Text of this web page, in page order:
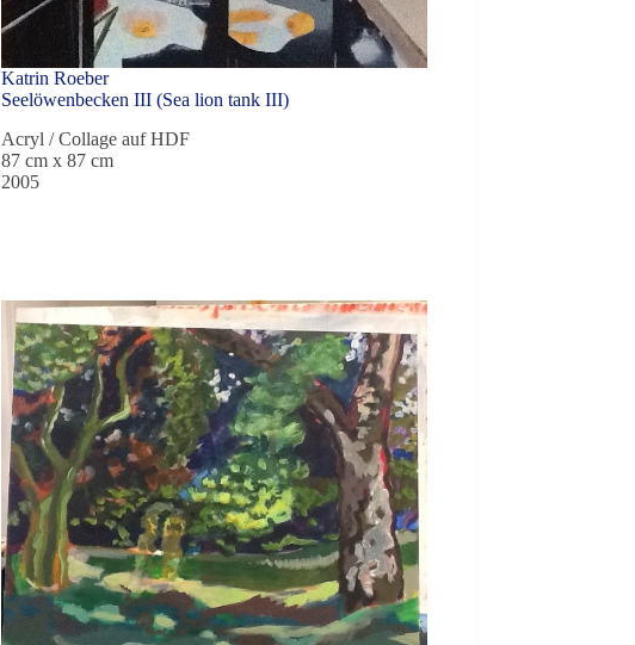
Katrin Roeber
Seelöwenbecken III (Sea lion tank III)
Acryl / Collage auf HDF
87 cm x 87 cm
2005